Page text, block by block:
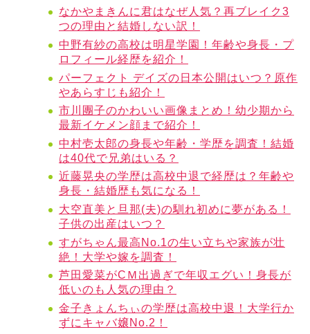
なかやまきんに君はなぜ人気？再ブレイク3
つの理由と結婚しない訳！
中野有紗の高校は明星学園！年齢や身長・プ
ロフィール経歴を紹介！
パーフェクト デイズの日本公開はいつ？原作
やあらすじも紹介！
市川團子のかわいい画像まとめ！幼少期から
最新イケメン顔まで紹介！
中村壱太郎の身長や年齢・学歴を調査！結婚
は40代で兄弟はいる？
近藤晃央の学歴は高校中退で経歴は？年齢や
身長・結婚歴も気になる！
大空直美と旦那(夫)の馴れ初めに夢がある！
子供の出産はいつ？
すがちゃん最高No.1の生い立ちや家族が壮
絶！大学や嫁を調査！
芦田愛菜がCＭ出過ぎで年収エグい！身長が
低いのも人気の理由？
金子きょんちぃの学歴は高校中退！大学行か
ずにキャバ嬢No.2！